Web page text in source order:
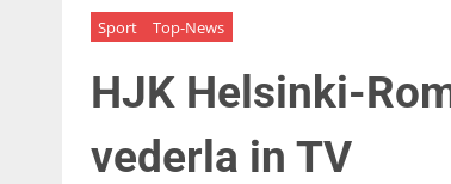
Sport Top-News
HJK Helsinki-
vederla in TV